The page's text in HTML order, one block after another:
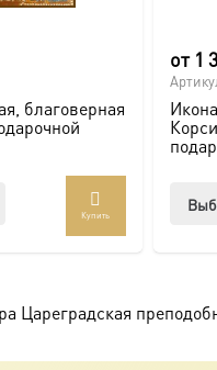
благоверная
Опции
Купить
от 1
Цареградская